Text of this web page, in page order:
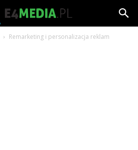
Remarketing i personalizacja reklam